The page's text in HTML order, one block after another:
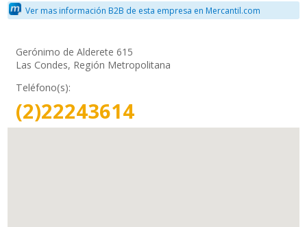
Ver mas información B2B de esta empresa en Mercantil.com
Gerónimo de Alderete 615
Las Condes, Región Metropolitana
Teléfono(s):
(2)22243614